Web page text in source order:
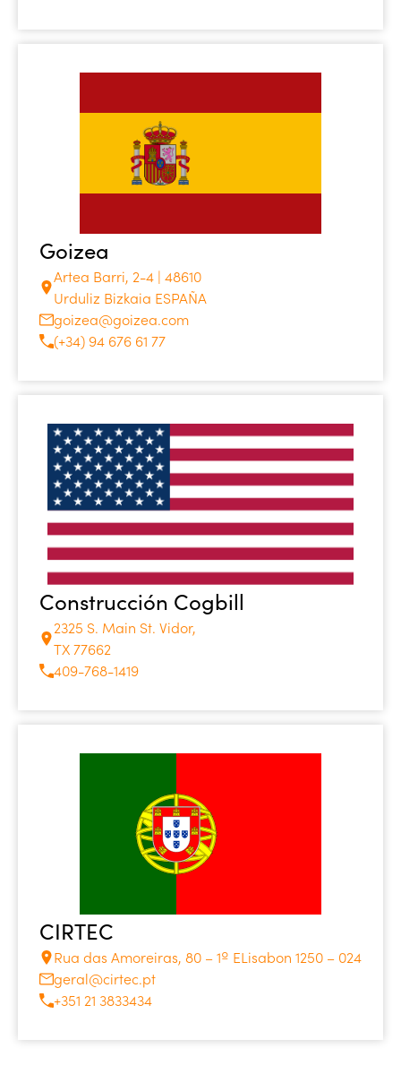
Goizea
Artea Barri, 2-4 | 48610
Urduliz Bizkaia ESPAÑA
goizea@goizea.com
(+34) 94 676 61 77
Construcción Cogbill
2325 S. Main St. Vidor,
TX 77662
409-768-1419
CIRTEC
Rua das Amoreiras, 80 – 1º ELisabon 1250 – 024
geral@cirtec.pt
+351 21 3833434